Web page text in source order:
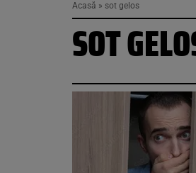
Acasă » sot gelos
SOT